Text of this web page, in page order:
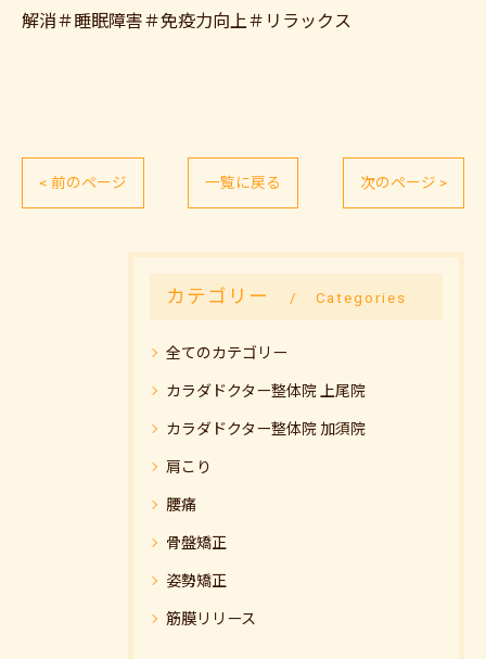
解消＃睡眠障害＃免疫力向上＃リラックス
< 前のページ 一覧に戻る 次のページ >
カテゴリー Categories
全てのカテゴリー
カラダドクター整体院 上尾院
カラダドクター整体院 加須院
肩こり
腰痛
骨盤矯正
姿勢矯正
筋膜リリース